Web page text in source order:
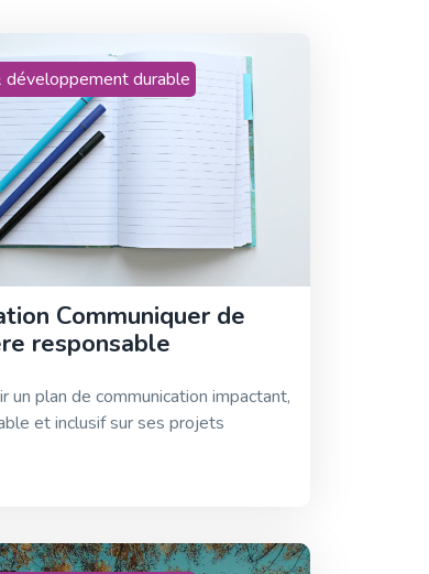
développement durable
Communiquer de
responsable
un plan de communication impactant,
et inclusif sur ses projets